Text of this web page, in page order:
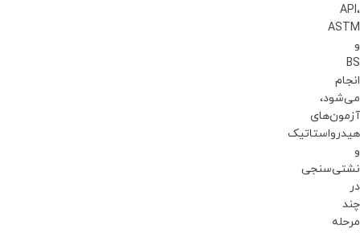
API،
ASTM
و
BS
انجام
می‌شود،
آزمون‌های
هیدرواستاتیک
و
نشتی‌سنجی
در
چند
مرحله